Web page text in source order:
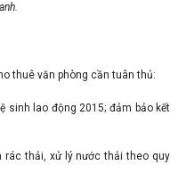
thuê văn phòng cần tuân thủ:
sinh lao động 2015; đảm bảo kết
thải, xử lý nước thải theo quy